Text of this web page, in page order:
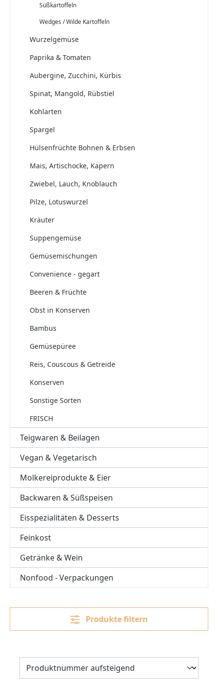
Süßkartoffeln
Wedges / Wilde Kartoffeln
Wurzelgemüse
Paprika & Tomaten
Aubergine, Zucchini, Kürbis
Spinat, Mangold, Rübstiel
Kohlarten
Spargel
Hülsenfrüchte Bohnen & Erbsen
Mais, Artischocke, Kapern
Zwiebel, Lauch, Knoblauch
Pilze, Lotuswurzel
Kräuter
Suppengemüse
Gemüsemischungen
Convenience - gegart
Beeren & Früchte
Obst in Konserven
Bambus
Gemüsepüree
Reis, Couscous & Getreide
Konserven
Sonstige Sorten
FRISCH
Teigwaren & Beilagen
Vegan & Vegetarisch
Molkereiprodukte & Eier
Backwaren & Süßspeisen
Eisspezialitäten & Desserts
Feinkost
Getränke & Wein
Nonfood - Verpackungen
Produkte filtern